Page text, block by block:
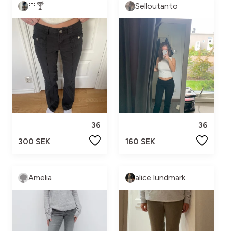
🤍🍸
36
300 SEK
Selloutanto
36
160 SEK
Amelia alice lundmark